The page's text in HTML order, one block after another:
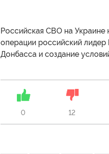
Российская СВО на Украине
операции российский
Донбасса и создание
0 12